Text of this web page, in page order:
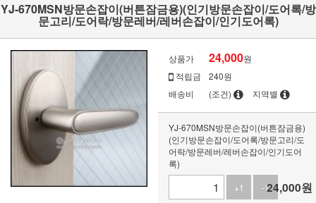
YJ-670MSN방문손잡이(버튼잠금용)(인기방문손잡이/도어록/방
문고리/도어락/방문레버/레버손잡이/인기도어록)
상품가 24,000원
적립금
240원
배송비
(조건) 지역별
YJ-670MSN방문손잡이(버튼잠금용)
(인기방문손잡이/도어록/방문고리/도
어락/방문레버/레버손잡이/인기도어
록)
+1
-124,000원